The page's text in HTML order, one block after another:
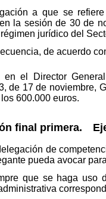
a que se
la sesión de 30 de
jurídico del
de acuerdo
en el Director
de 17 de noviembre,
600.000 euros.
final primera.
de
pueda avocar
que se haga uso